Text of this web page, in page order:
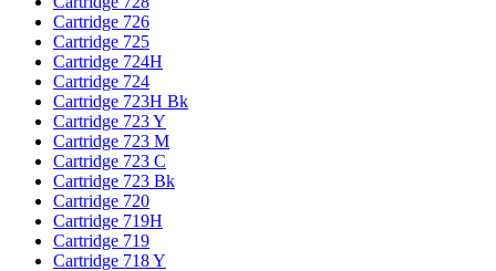
Cartridge 726
Cartridge 725
Cartridge 724H
Cartridge 724
Cartridge 723H Bk
Cartridge 723 Y
Cartridge 723 M
Cartridge 723 C
Cartridge 723 Bk
Cartridge 720
Cartridge 719H
Cartridge 719
Cartridge 718 Y